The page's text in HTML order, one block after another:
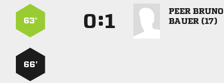
63’ :
 
 
66’